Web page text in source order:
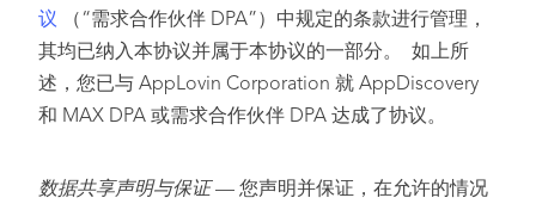
议
（“需求合作伙伴 DPA”）中规定的条款进行管理，
其均已纳入本协议并属于本协议的一部分。 如上所
述，您已与 AppLovin Corporation 就 AppDiscovery
和 MAX DPA 或需求合作伙伴 DPA 达成了协议。
数据共享声明与保证 — 您声明并保证，在允许的情况